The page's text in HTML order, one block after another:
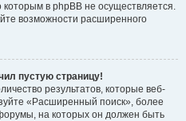
в phpBB не осуществляется.
возможности расширенного
пустую страницу!
результатов, которые веб-
«Расширенный поиск», более
на которых он должен быть